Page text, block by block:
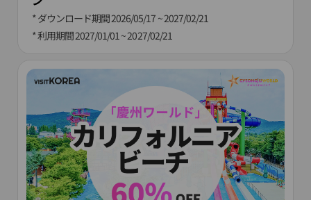
* ダウンロード期間2026/05/17 ~ 2027/02/21
* 利用期間2027/01/01 ~ 2027/02/21